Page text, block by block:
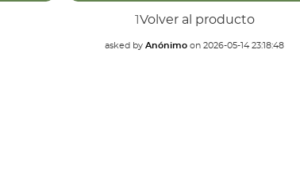
1Volver al producto
asked by Anónimo on 2026-05-14 23:18:48